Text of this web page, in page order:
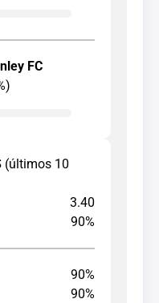
FC
(últimos 10
3.40
90%
90%
90%